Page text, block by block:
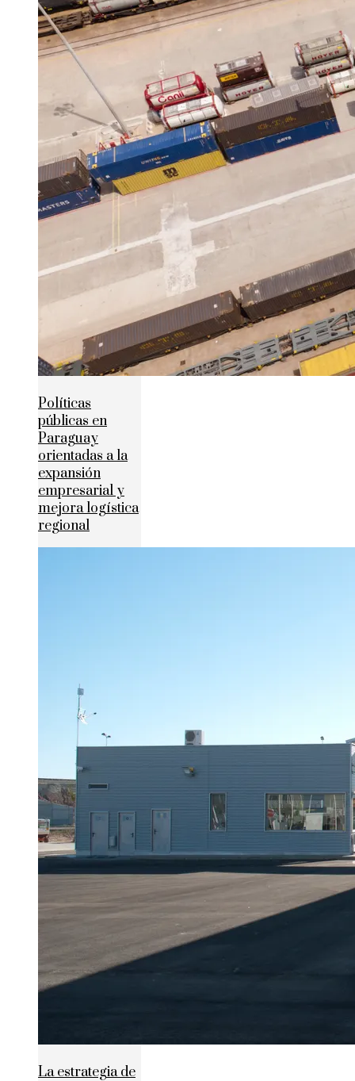
Políticas
públicas en
Paraguay
orientadas a la
expansión
empresarial y
mejora logística
regional
La estrategia de